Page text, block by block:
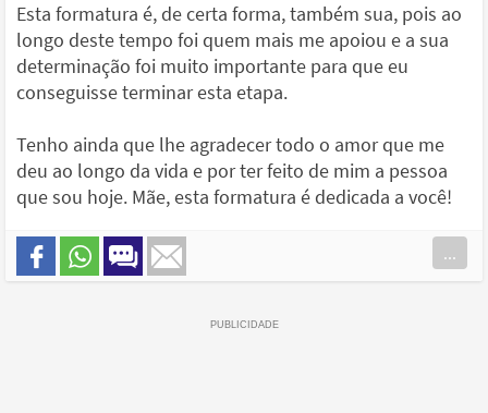
Esta formatura é, de certa forma, também sua, pois ao
longo deste tempo foi quem mais me apoiou e a sua
determinação foi muito importante para que eu
conseguisse terminar esta etapa.
Tenho ainda que lhe agradecer todo o amor que me
deu ao longo da vida e por ter feito de mim a pessoa
que sou hoje. Mãe, esta formatura é dedicada a você!
...